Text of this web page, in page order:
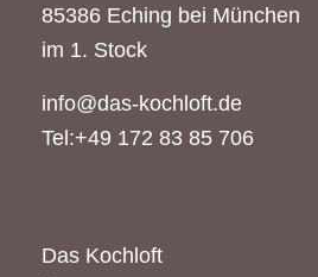
85386 Eching bei München
im 1. Stock
info@das-kochloft.de
Tel:+49 172 83 85 706
Das Kochloft